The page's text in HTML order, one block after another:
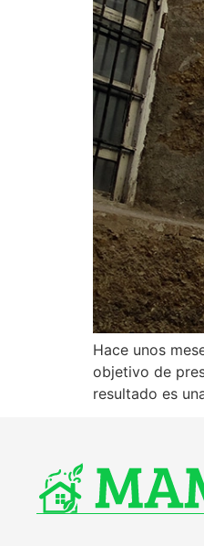
Hace unos
objetivo de
resultado es